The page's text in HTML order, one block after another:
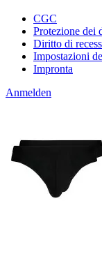
CGC
Protezione dei
Diritto di
Impostazioni
Impronta
Anmelden